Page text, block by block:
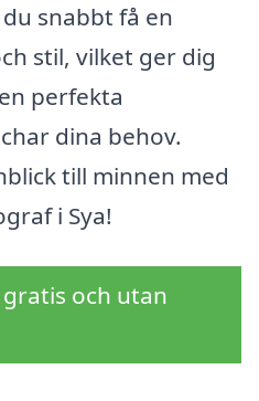
snabbt få en
stil, vilket ger dig
perfekta
dina behov.
till minnen med
i Sya!
och utan